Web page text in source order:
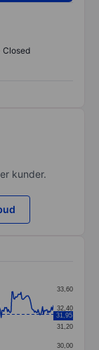
Closed
kunder.
Data30,00
31,20
32,40
33,60
31,95